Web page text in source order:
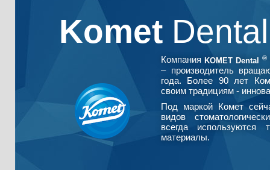
Komet
Компания KOMET Dental ®
– производитель
года. Более 90 лет
своим традициям -
Под маркой Комет
видов
всегда используются
материалы.